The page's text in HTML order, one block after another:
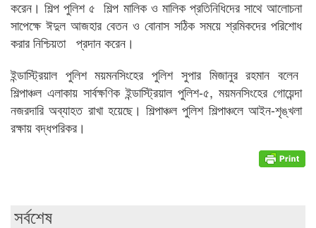
করেন। শিল্প পুলিশ ৫ শিল্প মালিক ও মালিক প্রতিনিধিদের সাথে আলোচনা
সাপেক্ষে ঈদুল আজহার বেতন ও বোনাস সঠিক সময়ে শ্রমিকদের পরিশোধ
করার নিশ্চিয়তা প্রদান করেন।
ইন্ডাস্ট্রিয়াল পুলিশ ময়মনসিংহের পুলিশ সুপার মিজানুর রহমান বলেন
শিল্পাঞ্চল এলাকায় সার্বক্ষণিক ইন্ডাস্ট্রিয়াল পুলিশ-৫, ময়মনসিংহের গোয়েন্দা
নজরদারি অব্যাহত রাখা হয়েছে। শিল্পাঞ্চল পুলিশ শিল্পাঞ্চলে আইন-শৃঙ্খলা
রক্ষায় বদ্ধপরিকর।
সর্বশেষ